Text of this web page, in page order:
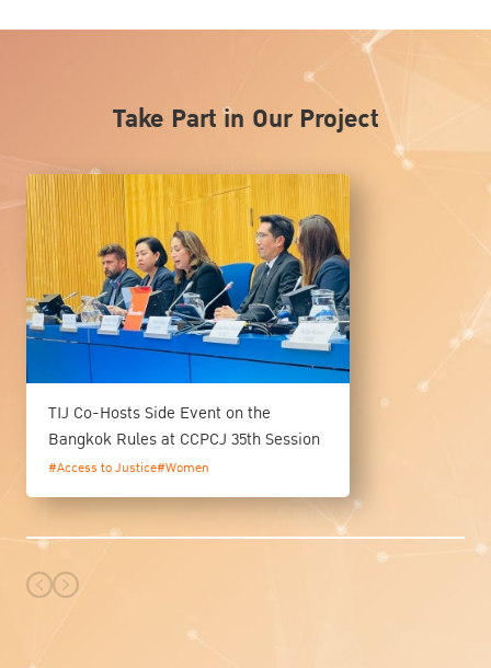
Take Part in Our Project
TIJ Co-Hosts Side Event on the
Bangkok Rules at CCPCJ 35th Session
#Access to Justice#Women